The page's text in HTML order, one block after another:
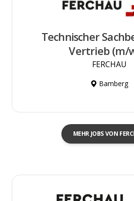
Technischer
Vertrieb (m/
FERCHAU
Bamberg
MEHR JOBS VON